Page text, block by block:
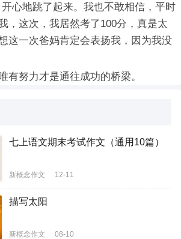
心地跳了起来。我也不敢相信，平时
，这次，我居然考了100分，真是太
这一次爸妈肯定会表扬我，因为我没
努力才是通往成功的桥梁。
七上语文期末考试作文（通用10篇）
新概念作文 12-11
描写太阳
新概念作文 08-10